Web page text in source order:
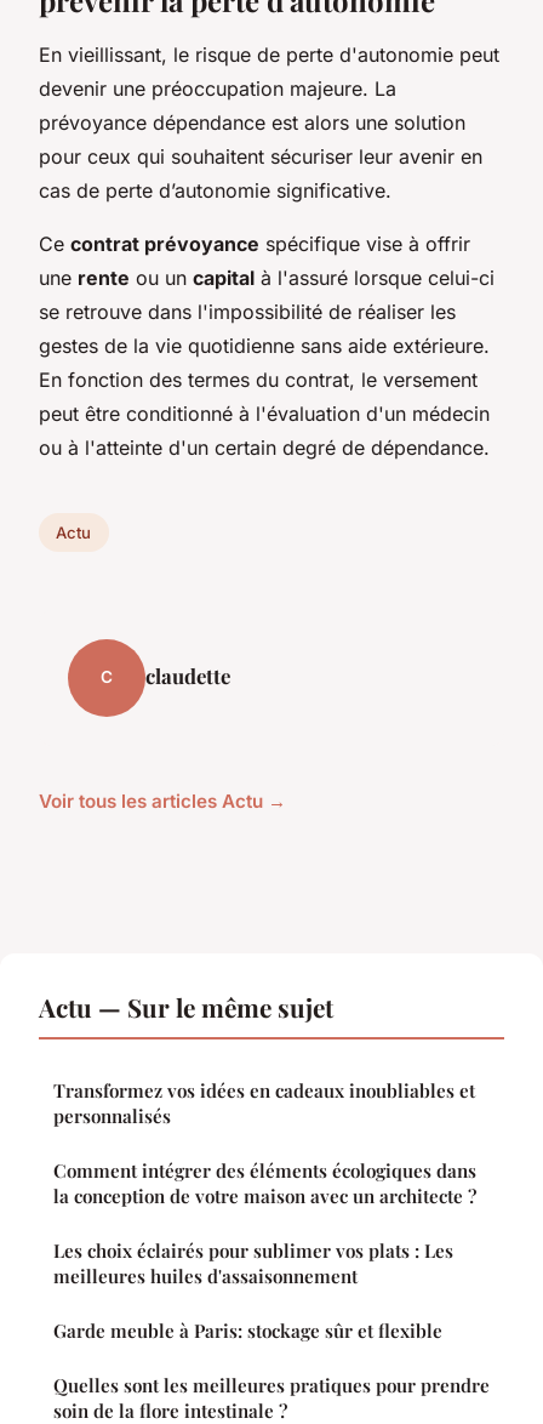
En vieillissant, le risque de perte d'autonomie peut
devenir une préoccupation majeure. La
prévoyance dépendance est alors une solution
pour ceux qui souhaitent sécuriser leur avenir en
cas de perte d’autonomie significative.
Ce contrat prévoyance spécifique vise à offrir
une rente ou un capital à l'assuré lorsque celui-ci
se retrouve dans l'impossibilité de réaliser les
gestes de la vie quotidienne sans aide extérieure.
En fonction des termes du contrat, le versement
peut être conditionné à l'évaluation d'un médecin
ou à l'atteinte d'un certain degré de dépendance.
Actu
C claudette
Voir tous les articles Actu →
Actu — Sur le même sujet
Transformez vos idées en cadeaux inoubliables et
personnalisés
Comment intégrer des éléments écologiques dans
la conception de votre maison avec un architecte ?
Les choix éclairés pour sublimer vos plats : Les
meilleures huiles d'assaisonnement
Garde meuble à Paris: stockage sûr et flexible
Quelles sont les meilleures pratiques pour prendre
soin de la flore intestinale ?